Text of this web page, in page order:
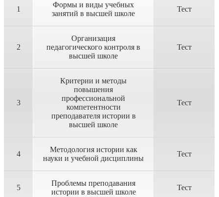
1
Формы и виды учебных
занятий в высшей школе
Тест
2
Организация
педагогического контроля в
высшей школе
Тест
3
Критерии и методы
повышения
профессиональной
компетентности
преподавателя истории в
высшей школе
Тест
4
Методология истории как
науки и учебной дисциплины
Тест
5
Проблемы преподавания
истории в высшей школе
Тест